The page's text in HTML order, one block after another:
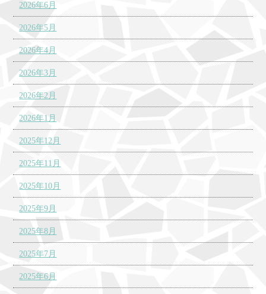
2026年6月
2026年5月
2026年4月
2026年3月
2026年2月
2026年1月
2025年12月
2025年11月
2025年10月
2025年9月
2025年8月
2025年7月
2025年6月